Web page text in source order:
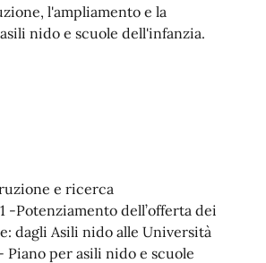
l'ampliamento e la
nido e scuole dell'infanzia.
e ricerca
-Potenziamento dell’offerta dei
dagli Asili nido alle Università
Piano per asili nido e scuole